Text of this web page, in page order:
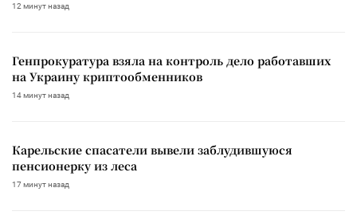
12 минут назад
Генпрокуратура взяла на контроль дело работавших
на Украину криптообменников
14 минут назад
Карельские спасатели вывели заблудившуюся
пенсионерку из леса
17 минут назад